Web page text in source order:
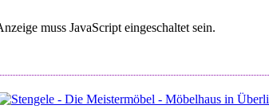
muss JavaScript eingeschaltet sein.